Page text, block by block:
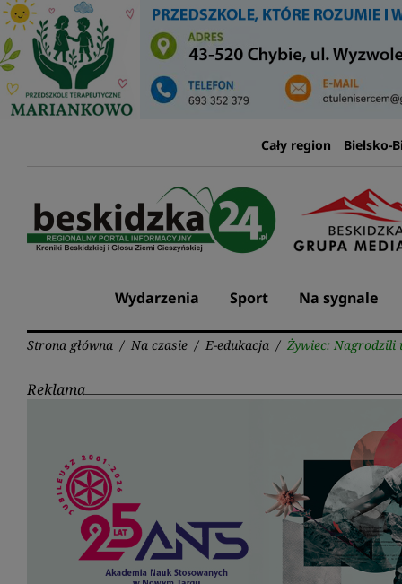
Przejdź
do
treści
Cały region Bielsko-
Wydarzenia Sport Na sygnale
Strona główna / Na czasie / E-edukacja / Żywiec: Nagrodzili
Reklama